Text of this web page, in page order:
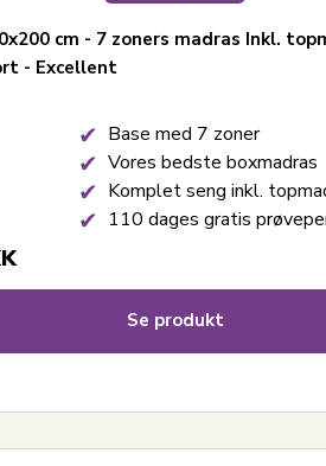
cm - 7 zoners madras Inkl.
- Excellent
Base med 7 zoner
Vores bedste boxmadras
Komplet seng inkl.
110 dages gratis
Se produkt